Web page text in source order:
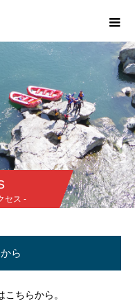
セス -
ら
ちらから。